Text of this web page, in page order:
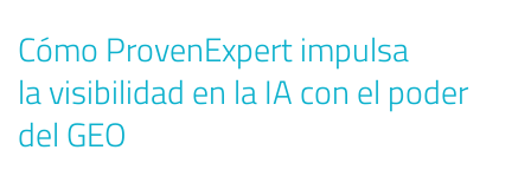
Cómo ProvenExpert impulsa
la visibilidad en la IA con el poder
del GEO